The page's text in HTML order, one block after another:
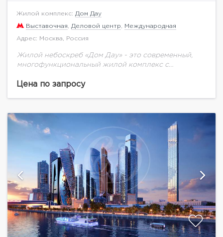
Жилой комплекс: Дом Дау
Выставочная Деловой центр Международная
Адрес: Москва, Россия
Жилой небоскреб «Дом Дау» - это современный,
многофункциональный жилой комплекс с
смотря на близость к кластеру «Москва-Сити», «Дом
Цена по запросу